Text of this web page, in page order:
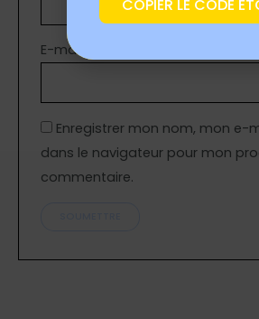
E-mail
Enregistrer mon nom, mon e-
dans le navigateur pour mon
commentaire.
COPIER LE CODE